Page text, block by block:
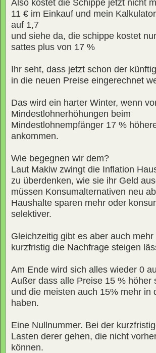
Also kostet die Schippe jetzt nicht
11 € im Einkauf und mein
auf 1,7
und siehe da, die schippe kostet
sattes plus von 17 %
Ihr seht, dass jetzt schon der
in die neuen Preise eingerechnet
Das wird ein harter Winter, wenn
Mindestlohnerhöhungen beim
Mindestlohnempfänger 17 %
ankommen.
Wie begegnen wir dem?
Laut Makiw zwingt die Inflation
zu überdenken, wie sie ihr Geld
müssen Konsumalternativen neu
Haushalte sparen mehr oder
selektiver.
Gleichzeitig gibt es aber auch
kurzfristig die Nachfrage steigen
Am Ende wird sich alles wieder 0
Außer dass alle Preise 15 % höher
und die meisten auch 15% mehr in
haben.
Eine Nullnummer. Bei der
Lasten derer gehen, die nicht
können.